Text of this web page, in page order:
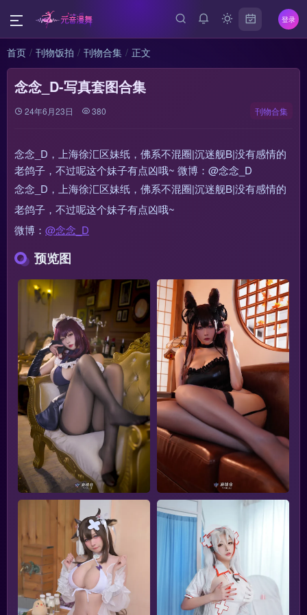
登录
首页 刊物饭拍 刊物合集 正文
念念_D-写真套图合集
24年6月23日 380 刊物合集
念念_D，上海徐汇区妹纸，佛系不混圈|沉迷舰B|没有感情的
老鸽子，不过呢这个妹子有点凶哦~ 微博：@念念_D
念念_D，上海徐汇区妹纸，佛系不混圈|沉迷舰B|没有感情的
老鸽子，不过呢这个妹子有点凶哦~
微博： @念念_D
预览图